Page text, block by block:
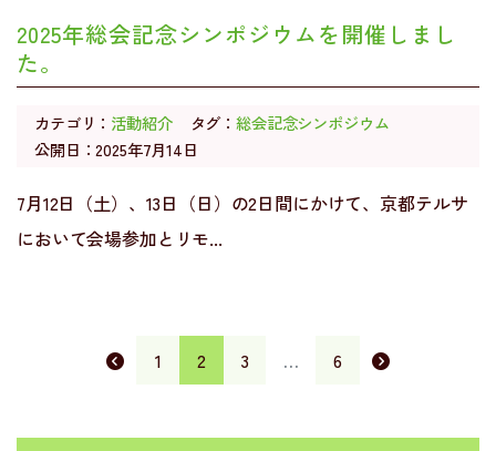
2025年総会記念シンポジウムを開催しまし
た。
カテゴリ： 活動紹介 タグ：総会記念シンポジウム
公開日：2025年7月14日
7月12日（土）、13日（日）の2日間にかけて、京都テルサ
において会場参加とリモ...
1 2 3 … 6